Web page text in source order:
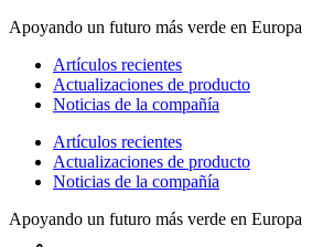
Apoyando un futuro más verde en Europa
Artículos recientes
Actualizaciones de producto
Noticias de la compañía
Artículos recientes
Actualizaciones de producto
Noticias de la compañía
Apoyando un futuro más verde en Europa